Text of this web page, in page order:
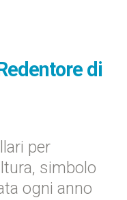
di
per
simbolo
ogni anno